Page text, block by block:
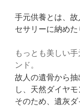
手元供養とは、
セサリーに納めた
もっとも美しい
ンド。
故人の遺骨から
し、天然ダイヤ
そのため、遺灰